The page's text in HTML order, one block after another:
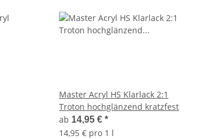
Master Acryl HS Klarlack 2:1
Troton hochglänzend kratzfest
ab 14,95 € *
14,95 € pro 1 l